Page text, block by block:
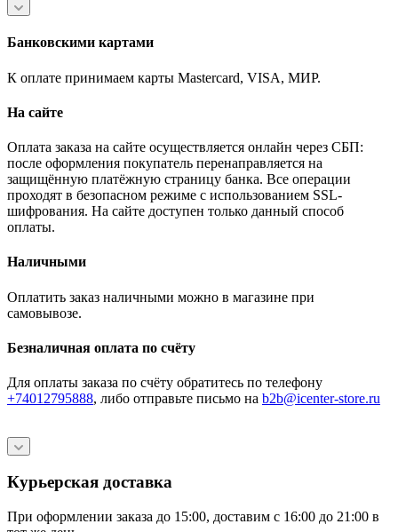
Банковскими картами
К оплате принимаем карты Mastercard, VISA, МИР.
На сайте
Оплата заказа на сайте осуществляется онлайн через СБП:
после оформления покупатель перенаправляется на
защищённую платёжную страницу банка. Все операции
проходят в безопасном режиме с использованием SSL-
шифрования. На сайте доступен только данный способ
оплаты.
Наличными
Оплатить заказ наличными можно в магазине при
самовывозе.
Безналичная оплата по счёту
Для оплаты заказа по счёту обратитесь по телефону
+74012795888, либо отправьте письмо на b2b@icenter-store.ru
Курьерская доставка
При оформлении заказа до 15:00, доставим с 16:00 до 21:00 в